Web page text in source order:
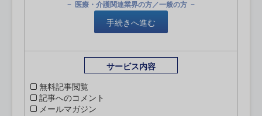
医療・介護関連業界の方／一般の方
手続きへ進む
サービス内容
無料記事閲覧
記事へのコメント
メールマガジン